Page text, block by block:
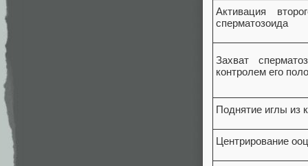
Активация
сперматозоида
Захват
контролем его
Поднятие иглы из
Центрирование